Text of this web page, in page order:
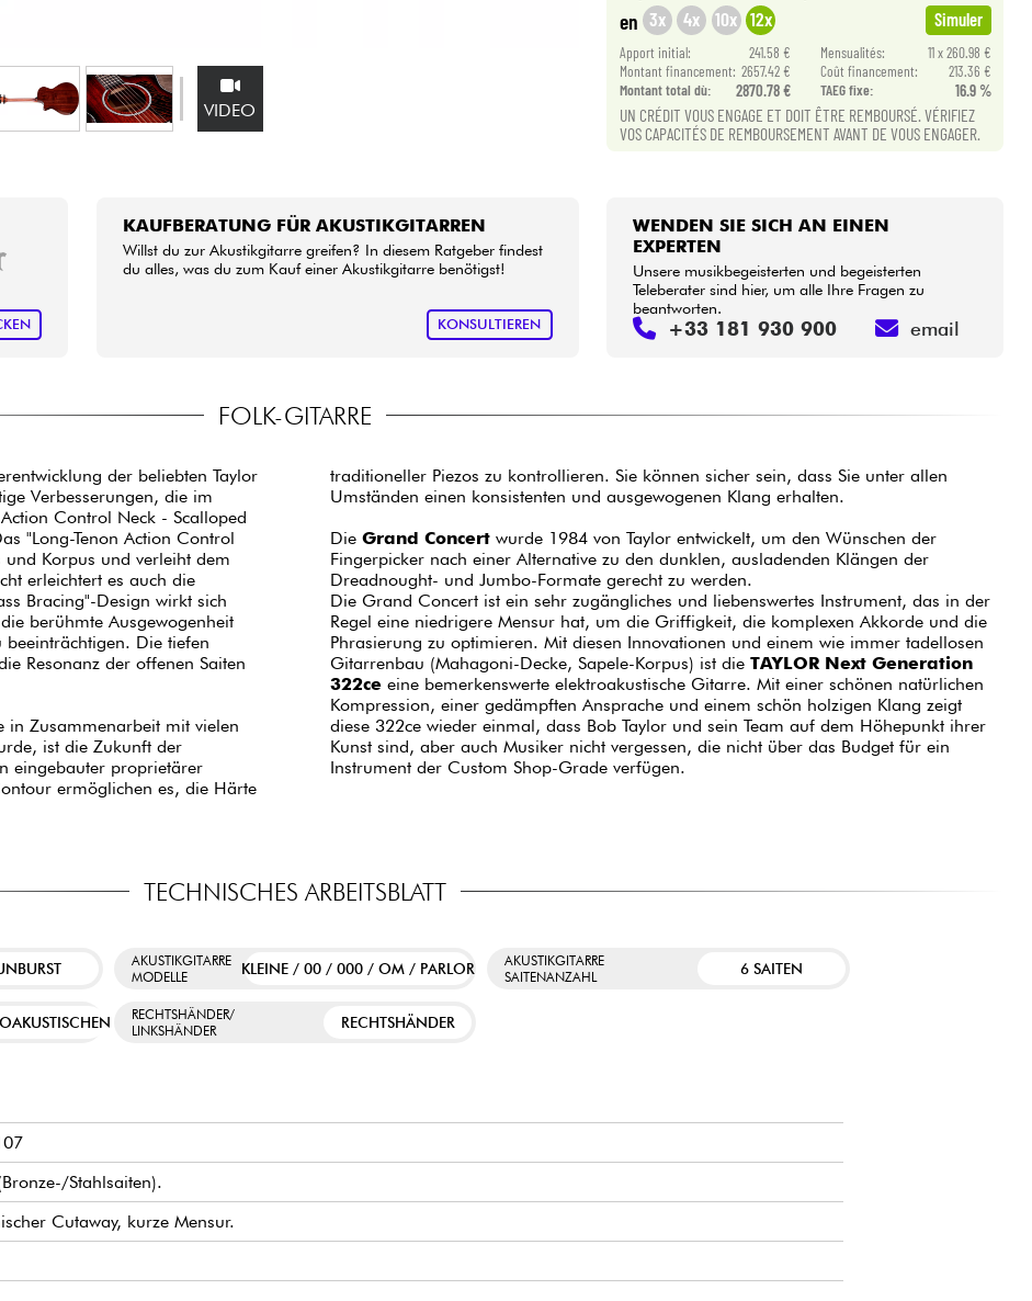
VIDEO
•
• Star SMusicPARIS
en 3x 4x 10x 12x Simuler
Apport initial: 241.58 € Mensualités:
11 x 260.98 €
Montant financement: 2657.42 € Coût financement:
213.36 €
Montant total dù:
2870.78 € TAEG fixe: 16.9 %
UN CRÉDIT VOUS ENGAGE ET DOIT ÊTRE REMBOURSÉ. VÉRIFIEZ
VOS CAPACITÉS DE REMBOURSEMENT AVANT DE VOUS ENGAGER.
KAUFBERATUNG FÜR AKUSTIKGITARREN
Willst du zur Akustikgitarre greifen? In diesem Ratgeber findest
du alles, was du zum Kauf einer Akustikgitarre benötigst!
KONSULTIEREN
WENDEN SIE SICH AN EINEN
EXPERTEN
Unsere musikbegeisterten und begeisterten
Teleberater sind hier, um alle Ihre Fragen zu
beantworten.
+33 181 930 900 email
FOLK-GITARRE
der beliebten Taylor
Verbesserungen, die im
Control Neck - Scalloped
"Long-Tenon Action Control
Korpus und verleiht dem
erleichtert es auch die
Bracing"-Design wirkt sich
berühmte Ausgewogenheit
beeinträchtigen. Die tiefen
Resonanz der offenen Saiten
in Zusammenarbeit mit vielen
ist die Zukunft der
eingebauter proprietärer
ermöglichen es, die Härte
traditioneller Piezos zu kontrollieren. Sie können sicher sein, dass Sie unter allen
Umständen einen konsistenten und ausgewogenen Klang erhalten.
DieGrand Concert wurde 1984 von Taylor entwickelt, um den Wünschen der
Fingerpicker nach einer Alternative zu den dunklen, ausladenden Klängen der
Dreadnought- und Jumbo-Formate gerecht zu werden.
Die Grand Concert ist ein sehr zugängliches und liebenswertes Instrument, das in der
Regel eine niedrigere Mensur hat, um die Griffigkeit, die komplexen Akkorde und die
Phrasierung zu optimieren. Mit diesen Innovationen und einem wie immer tadellosen
Gitarrenbau (Mahagoni-Decke, Sapele-Korpus) ist dieTAYLOR Next Generation
322ce eine bemerkenswerte elektroakustische Gitarre. Mit einer schönen natürlichen
Kompression, einer gedämpften Ansprache und einem schön holzigen Klang zeigt
diese 322ce wieder einmal, dass Bob Taylor und sein Team auf dem Höhepunkt ihrer
Kunst sind, aber auch Musiker nicht vergessen, die nicht über das Budget für ein
Instrument der Custom Shop-Grade verfügen.
TECHNISCHES ARBEITSBLATT
AKUSTIKGITARRE
MODELLE
KLEINE / 00 / 000 / OM / PARLOR
AKUSTIKGITARRE
SAITENANZAHL
6 SAITEN
RECHTSHÄNDER/
LINKSHÄNDER
RECHTSHÄNDER
Stahlsaiten).
Cutaway, kurze Mensur.